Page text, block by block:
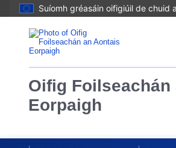
Suíomh gréasáin oifigiúil de chuid
Oifig Foilseachán
Eorpaigh